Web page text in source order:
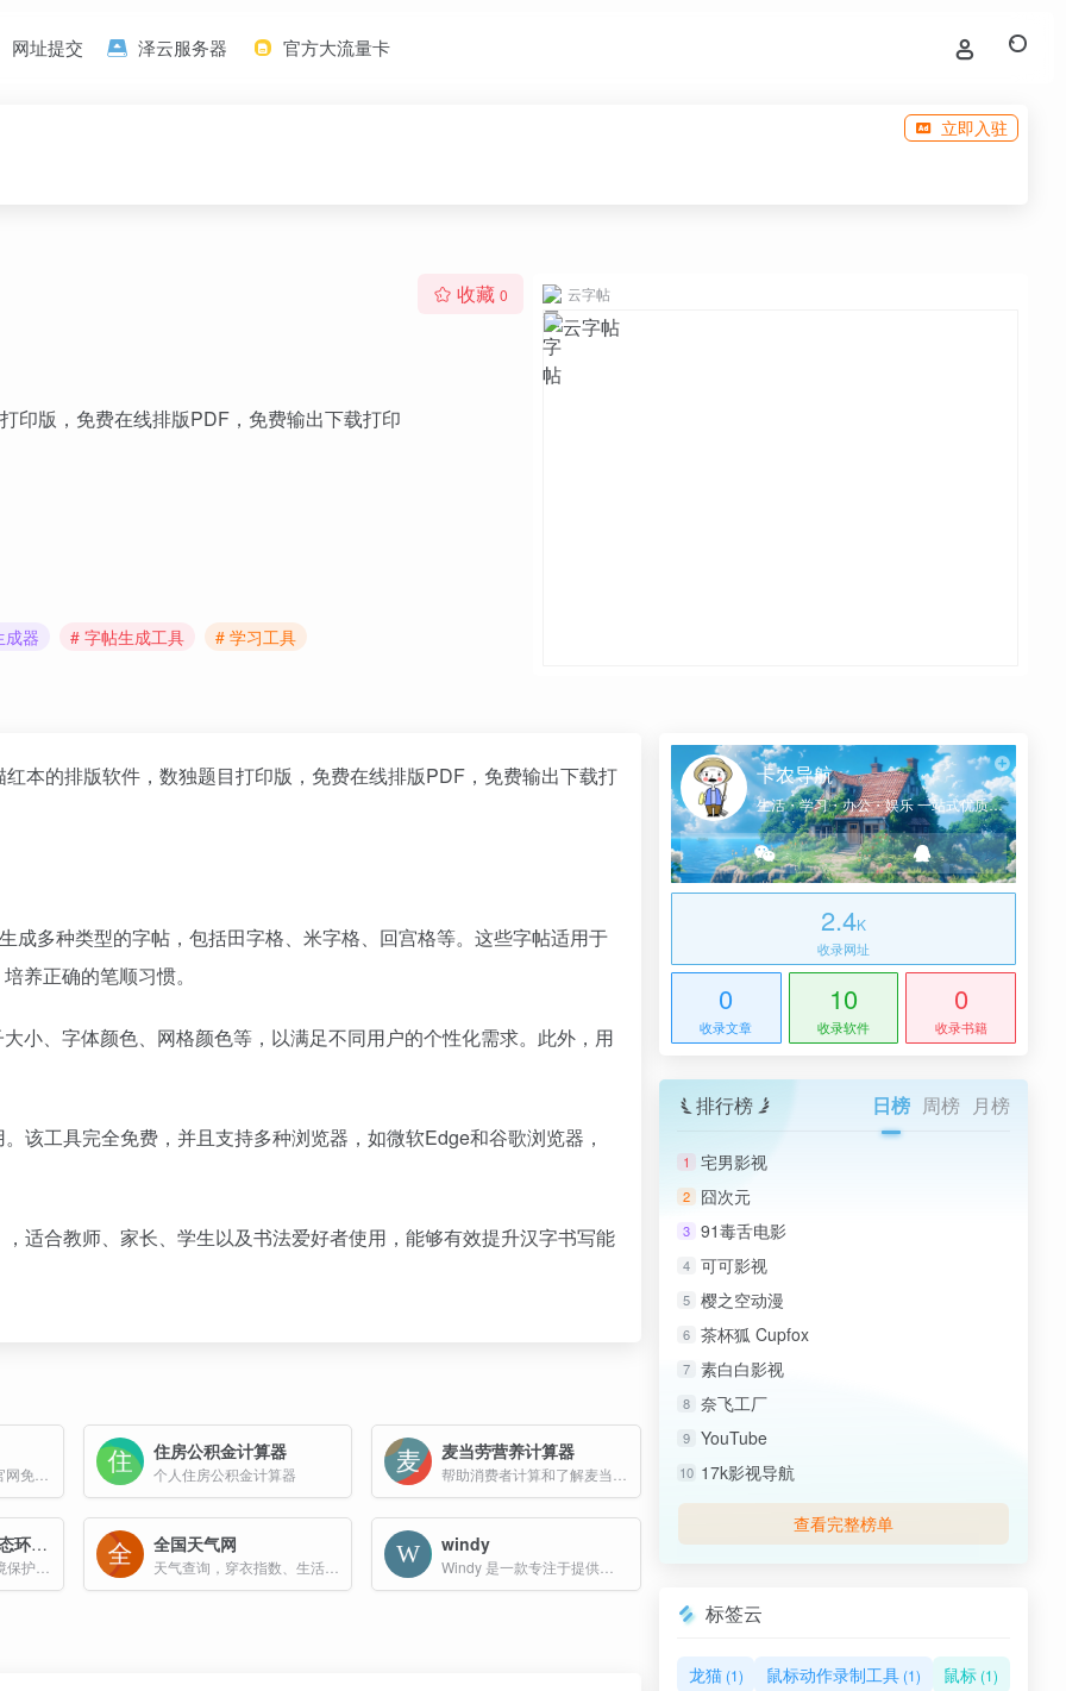
网址提交 泽云服务器 官方大流量卡
立即入驻
收藏 0
印版，免费在线排版PDF，免费输出下载打印
成器 # 字帖生成工具 # 学习工具
云字帖
本的排版软件，数独题目打印版，免费在线排版PDF，免费输出下载打
成多种类型的字帖，包括田字格、米字格、回宫格等。这些字帖适用于
养正确的笔顺习惯。
小、字体颜色、网格颜色等，以满足不同用户的个性化需求。此外，用
该工具完全免费，并且支持多种浏览器，如微软Edge和谷歌浏览器，
，适合教师、家长、学生以及书法爱好者使用，能够有效提升汉字书写能
住房公积金计算器
个人住房公积金计算器
麦当劳营养计算器
中华人民共和国生态环境部 全国天气网
天气查询，穿衣指数、生活指数、健康指数、交通指数、旅游指数，及各类天气预报资讯
windy
卡农导航
生活・学习・办公・娱乐 一站式优质网址导航
2.4K
收录网址
0
收录文章
10
收录软件
0
收录书籍
排行榜 日榜 周榜 月榜
1 宅男影视
2 囧次元
3 91毒舌电影
4 可可影视
5 樱之空动漫
6 茶杯狐 Cupfox
7 素白白影视
8 奈飞工厂
9 YouTube
10 17k影视导航
查看完整榜单
标签云
龙猫(1) 鼠标动作录制工具(1) 鼠标 (1)